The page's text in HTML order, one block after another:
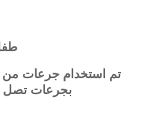
بجرعات تصل إلى 12